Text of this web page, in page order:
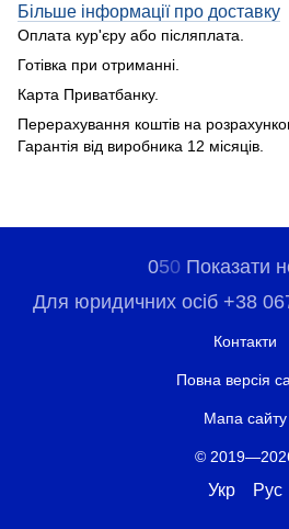
Більше інформації про доставку
Оплата кур'єру або післяплата.
Готівка при отриманні.
Карта Приватбанку.
Перерахування коштів на
Гарантія від виробника 12 місяців.
050 Показати
Для юридичних осіб +38
Контакти
Повна версія
Мапа сайту
©
Укр Рус